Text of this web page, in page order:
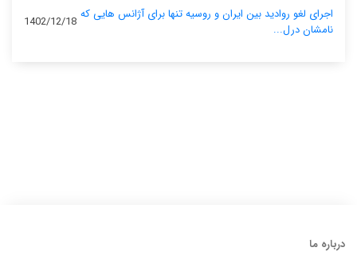
اجرای لغو روادید بین ایران و روسیه تنها برای آژانس‌ هایی که
نامشان درل...
1402/12/18
درباره ما